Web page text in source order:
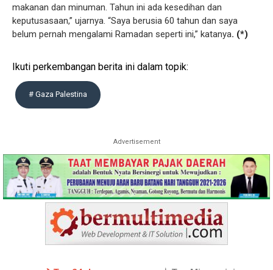
makanan dan minuman. Tahun ini ada kesedihan dan
keputusasaan,” ujarnya. “Saya berusia 60 tahun dan saya
belum pernah mengalami Ramadan seperti ini,” katanya. (*)
Ikuti perkembangan berita ini dalam topik:
# Gaza Palestina
Advertisement